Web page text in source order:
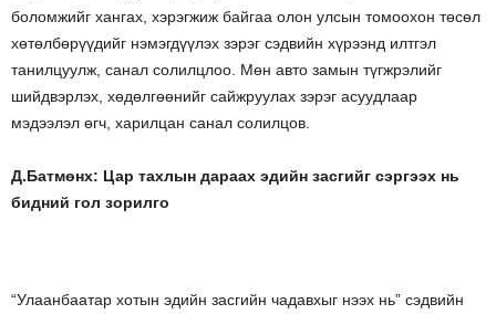
боломжийг хангах, хэрэгжиж байгаа олон улсын томоохон төсөл
хөтөлбөрүүдийг нэмэгдүүлэх зэрэг сэдвийн хүрээнд илтгэл
танилцуулж, санал солилцлоо. Мөн авто замын түгжрэлийг
шийдвэрлэх, хөдөлгөөнийг сайжруулах зэрэг асуудлаар
мэдээлэл өгч, харилцан санал солилцов.
Д.Батмөнх: Цар тахлын дараах эдийн засгийг сэргээх нь
бидний гол зорилго
“Улаанбаатар хотын эдийн засгийн чадавхыг нээх нь” сэдвийн